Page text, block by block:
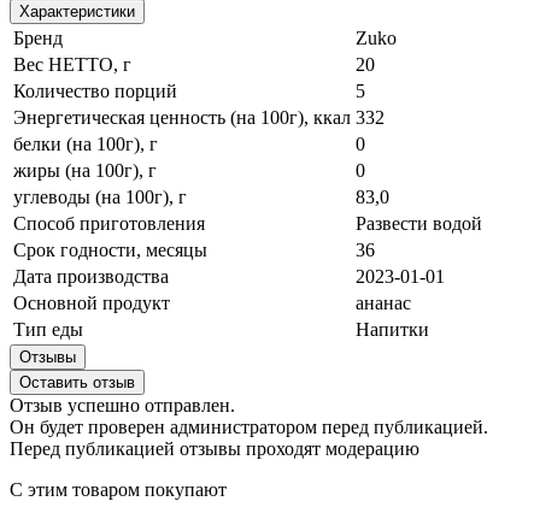
Характеристики
Бренд
Zuko
Вес НЕТТО, г
20
Количество порций
5
Энергетическая ценность (на 100г), ккал 332
белки (на 100г), г
0
жиры (на 100г), г
0
углеводы (на 100г), г
83,0
Способ приготовления
Развести водой
Срок годности, месяцы
36
Дата производства
2023-01-01
Основной продукт
ананас
Тип еды
Напитки
Отзывы
Оставить отзыв
Отзыв успешно отправлен.
Он будет проверен администратором перед публикацией.
Перед публикацией отзывы проходят модерацию
С этим товаром покупают